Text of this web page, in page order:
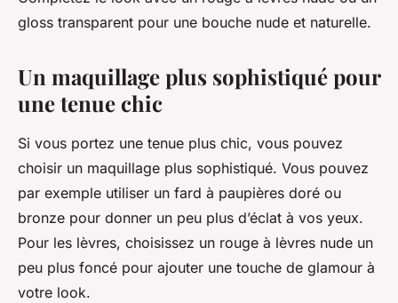
gloss transparent pour une bouche nude et naturelle.
Un maquillage plus sophistiqué pour
une tenue chic
Si vous portez une tenue plus chic, vous pouvez
choisir un maquillage plus sophistiqué. Vous pouvez
par exemple utiliser un fard à paupières doré ou
bronze pour donner un peu plus d’éclat à vos yeux.
Pour les lèvres, choisissez un rouge à lèvres nude un
peu plus foncé pour ajouter une touche de glamour à
votre look.